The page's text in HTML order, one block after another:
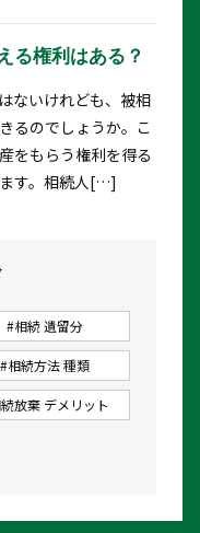
る権利はある？
ないけれども、被相
るのでしょうか。こ
をもらう権利を得る
す。相続人[…]
#相続 遺留分
#相続方法 種類
放棄 デメリット